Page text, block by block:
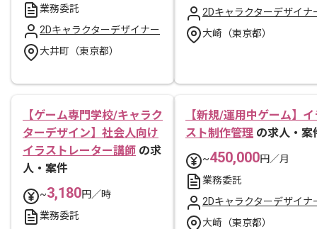
業務委託
2Dキャラクターデザイナー
大井町（東京都）
2Dキャラクターデザイナ
大崎（東京都）
【ゲーム専門学校/キャラク
ターデザイン】社会人向け
イラストレーター講師 の求
人・案件
~3,180円／時
業務委託
【新規/運用中ゲーム】イ
スト制作管理 の求人・案
~450,000円／月
業務委託
2Dキャラクターデザイナ
大崎（東京都）